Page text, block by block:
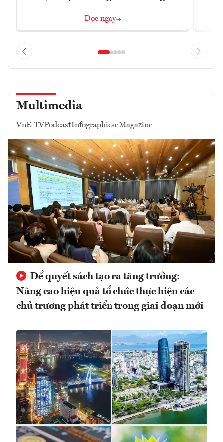
Đọc ngay
Multimedia
VnE TVPodcastInfographicseMagazine
Để quyết sách tạo ra tăng trưởng:
Nâng cao hiệu quả tổ chức thực hiện các
chủ trương phát triển trong giai đoạn mới